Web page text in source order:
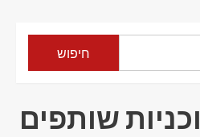
חיפוש
שותפים